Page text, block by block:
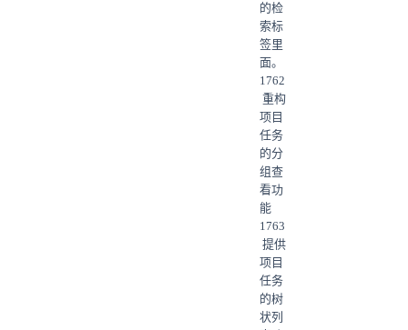
的检
索标
签里
面。
1762
重构
项目
任务
的分
组查
看功
能
1763
提供
项目
任务
的树
状列